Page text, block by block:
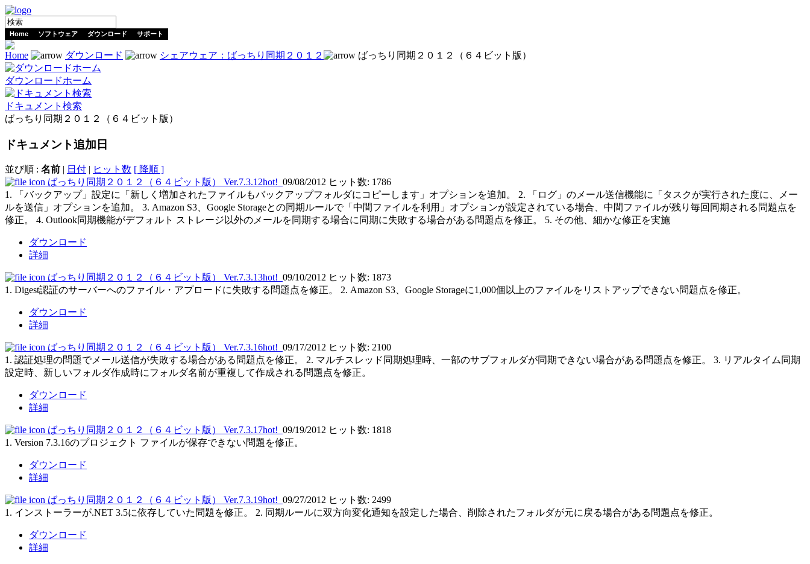
Home ソフトウェア ダウンロード サポート
Home ダウンロード シェアウェア：ばっちり同期２０１２ ばっちり同期２０１２（６４ビット版）
ダウンロードホーム
ドキュメント検索
ばっちり同期２０１２（６４ビット版）
ドキュメント追加日
並び順 : 名前 | 日付 | ヒット数 [ 降順 ]
ばっちり同期２０１２（６４ビット版） Ver.7.3.12hot! 09/08/2012 ヒット数: 1786
1. 「バックアップ」設定に「新しく増加されたファイルもバックアップフォルダにコピーします」オプションを追加。 2. 「ログ」のメール送信機能に「タスクが実行された度に、メー
ルを送信」オプションを追加。 3. Amazon S3、Google Storageとの同期ルールで「中間ファイルを利用」オプションが設定されている場合、中間ファイルが残り毎回同期される問題点を
修正。 4. Outlook同期機能がデフォルト ストレージ以外のメールを同期する場合に同期に失敗する場合がある問題点を修正。 5. その他、細かな修正を実施
ダウンロード
詳細
ばっちり同期２０１２（６４ビット版） Ver.7.3.13hot! 09/10/2012 ヒット数: 1873
1. Digest認証のサーバーへのファイル・アプロードに失敗する問題点を修正。 2. Amazon S3、Google Storageに1,000個以上のファイルをリストアップできない問題点を修正。
ダウンロード
詳細
ばっちり同期２０１２（６４ビット版） Ver.7.3.16hot! 09/17/2012 ヒット数: 2100
1. 認証処理の問題でメール送信が失敗する場合がある問題点を修正。 2. マルチスレッド同期処理時、一部のサブフォルダが同期できない場合がある問題点を修正。 3. リアルタイム同期
設定時、新しいフォルダ作成時にフォルダ名前が重複して作成される問題点を修正。
ダウンロード
詳細
ばっちり同期２０１２（６４ビット版） Ver.7.3.17hot! 09/19/2012 ヒット数: 1818
1. Version 7.3.16のプロジェクト ファイルが保存できない問題を修正。
ダウンロード
詳細
ばっちり同期２０１２（６４ビット版） Ver.7.3.19hot! 09/27/2012 ヒット数: 2499
1. インストーラーが.NET 3.5に依存していた問題を修正。 2. 同期ルールに双方向変化通知を設定した場合、削除されたフォルダが元に戻る場合がある問題点を修正。
ダウンロード
詳細